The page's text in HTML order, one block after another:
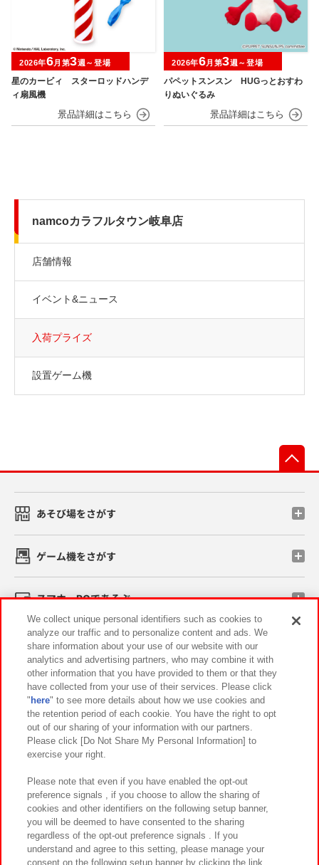
星のカービィ スターロッドハンデ
ィ扇風機
2026年6月第3週～登場
パペットスンスン HUGっとおすわ
りぬいぐるみ
2026年6月第3週～登場
namcoカラフルタウン岐阜店
店舗情報
イベント&ニュース
入荷プライズ
設置ゲーム機
あそび場をさがす
ゲーム機をさがす
スマホ・PCであそぶ
イベント・キャンペーン
関連会社 サステナビリティ サイトポリシー
プライバシーポリシー ウェブアクセシビリティ方針と検証結果
お取引先さまとともに
カスタマーハラスメント対応方針 よくあるご質問・お問い合わせ
We collect unique personal identifiers such as cookies to
analyze our traffic and to personalize content and ads. We
share information about your use of our website with our
analytics and advertising partners, who may combine it with
other information that you have provided to them or that they
have collected from your use of their services. Please click
" here" to see more details about how we use cookies and
the retention period of each cookie. You have the right to opt
out of our sharing of your information with our partners.
Please click [Do Not Share My Personal Information] to
exercise your right.
Please note that even if you have enabled the opt-out
preference signals , if you choose to allow the sharing of
cookies and other identifiers on the following setup banner,
you will be deemed to have consented to the sharing
regardless of the opt-out preference signals . If you
understand and agree to this setting, please manage your
consent on the following setup banner by clicking the link